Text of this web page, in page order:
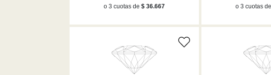
o 3 cuotas de $ 36.667
o 3 cuotas de